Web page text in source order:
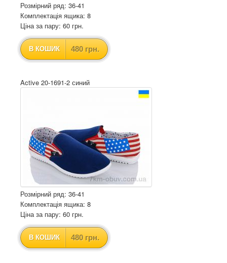
Розмірний ряд: 36-41
Комплектація ящика: 8
Ціна за пару: 60 грн.
В КОШИК 480 грн.
Active 20-1691-2 синий
Розмірний ряд: 36-41
Комплектація ящика: 8
Ціна за пару: 60 грн.
В КОШИК 480 грн.